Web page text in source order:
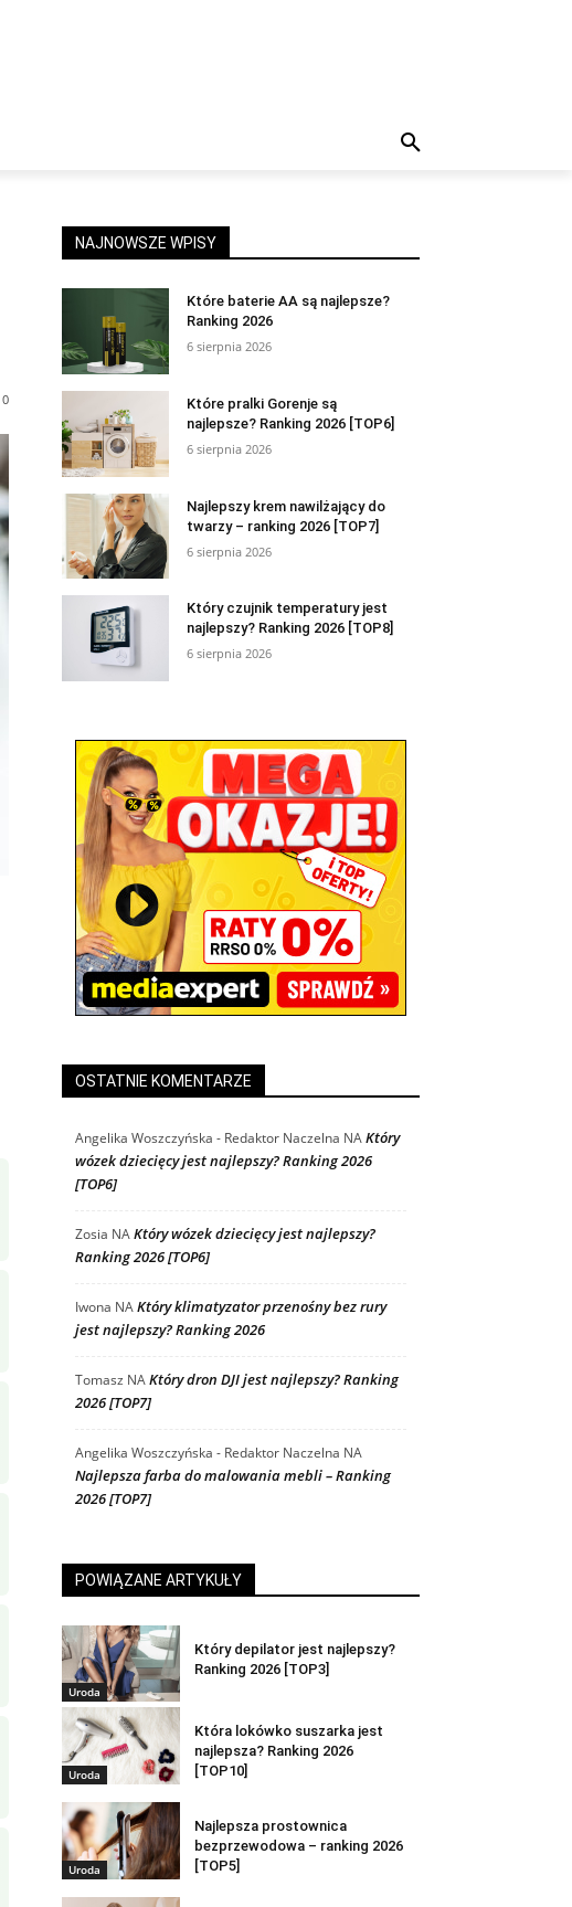
0
NAJNOWSZE WPISY
Które baterie AA są najlepsze?
Ranking 2026
6 sierpnia 2026
Które pralki Gorenje są
najlepsze? Ranking 2026 [TOP6]
6 sierpnia 2026
Najlepszy krem nawilżający do
twarzy – ranking 2026 [TOP7]
6 sierpnia 2026
Który czujnik temperatury jest
najlepszy? Ranking 2026 [TOP8]
6 sierpnia 2026
OSTATNIE KOMENTARZE
Angelika Woszczyńska - Redaktor Naczelna NAKtóry
wózek dziecięcy jest najlepszy? Ranking 2026
[TOP6]
Zosia NAKtóry wózek dziecięcy jest najlepszy?
Ranking 2026 [TOP6]
Iwona NAKtóry klimatyzator przenośny bez rury
jest najlepszy? Ranking 2026
Tomasz NAKtóry dron DJI jest najlepszy? Ranking
2026 [TOP7]
Angelika Woszczyńska - Redaktor Naczelna NA
Najlepsza farba do malowania mebli – Ranking
2026 [TOP7]
POWIĄZANE ARTYKUŁY
Uroda
Który depilator jest najlepszy?
Ranking 2026 [TOP3]
Uroda
Która lokówko suszarka jest
najlepsza? Ranking 2026
[TOP10]
Uroda
Najlepsza prostownica
bezprzewodowa – ranking 2026
[TOP5]